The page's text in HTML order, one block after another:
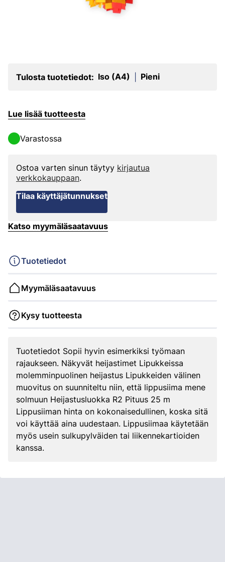
Tulosta tuotetiedot: Iso (A4) Pieni
Lue lisää tuotteesta
Varastossa
Ostoa varten sinun täytyy kirjautua
verkkokauppaan.
Tilaa käyttäjätunnukset
Katso myymäläsaatavuus
Tuotetiedot
Myymäläsaatavuus
Kysy tuotteesta
Tuotetiedot Sopii hyvin esimerkiksi työmaan
rajaukseen. Näkyvät heijastimet Lipukkeissa
molemminpuolinen heijastus Lipukkeiden välinen
muovitus on suunniteltu niin, että lippusiima mene
solmuun Heijastusluokka R2 Pituus 25 m
Lippusiiman hinta on kokonaisedullinen, koska sitä
voi käyttää aina uudestaan. Lippusiimaa käytetään
myös usein sulkupylväiden tai liikennekartioiden
kanssa.